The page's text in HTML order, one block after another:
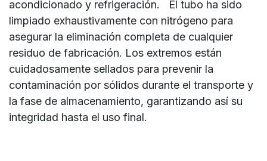
acondicionado y refrigeración. El tubo ha sido
limpiado exhaustivamente con nitrógeno para
asegurar la eliminación completa de cualquier
residuo de fabricación. Los extremos están
cuidadosamente sellados para prevenir la
contaminación por sólidos durante el transporte y
la fase de almacenamiento, garantizando así su
integridad hasta el uso final.